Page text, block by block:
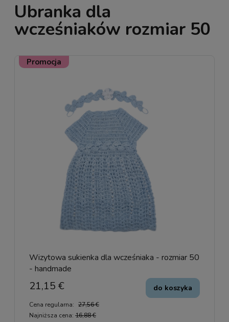
Ubranka dla
wcześniaków rozmiar 50
Wizytowa sukienka dla wcześniaka - rozmiar 50
- handmade
21,15 €
Cena regularna: 27,56 €
Najniższa cena: 16,88 €
do koszyka
Promocja